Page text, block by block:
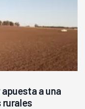
a una
rurales